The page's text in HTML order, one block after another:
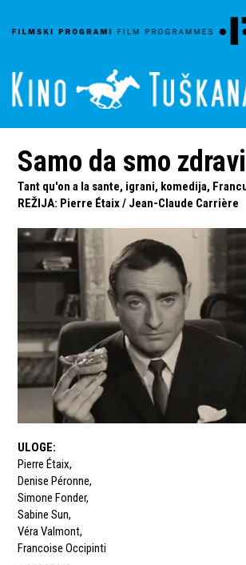
Samo da smo zdravi
Tant qu'on a la sante, igrani, komedija,
REŽIJA: Pierre Étaix/ Jean-Claude Carrière
ULOGE:
Pierre Étaix,
Denise Péronne,
Simone Fonder,
Sabine Sun,
Véra Valmont,
Francoise Occipinti